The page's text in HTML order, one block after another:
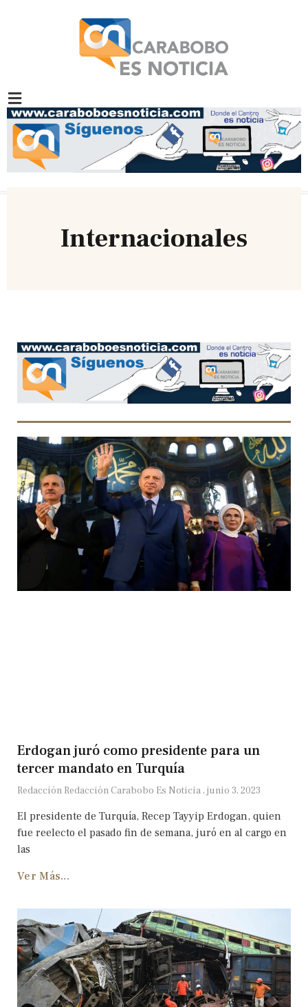
Internacionales
Erdogan juró como presidente para un
tercer mandato en Turquía
Redacción Redacción Carabobo Es Noticia junio 3, 2023
El presidente de Turquía, Recep Tayyip Erdogan, quien
fue reelecto el pasado fin de semana, juró en al cargo en
las
Ver Más...